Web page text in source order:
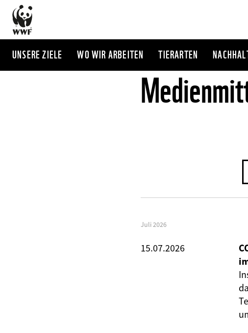
Direkt
zum
Inhalt
UNSERE ZIELE WO WIR ARBEITEN TIERARTEN
Juli 2026
15.07.2026